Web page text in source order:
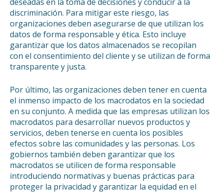
discriminación. Para mitigar este riesgo, las
organizaciones deben asegurarse de que utilizan los
datos de forma responsable y ética. Esto incluye
garantizar que los datos almacenados se recopilan
con el consentimiento del cliente y se utilizan de forma
transparente y justa.
Por último, las organizaciones deben tener en cuenta
el inmenso impacto de los macrodatos en la sociedad
en su conjunto. A medida que las empresas utilizan los
macrodatos para desarrollar nuevos productos y
servicios, deben tenerse en cuenta los posibles
efectos sobre las comunidades y las personas. Los
gobiernos también deben garantizar que los
macrodatos se utilicen de forma responsable
introduciendo normativas y buenas prácticas para
proteger la privacidad y garantizar la equidad en el